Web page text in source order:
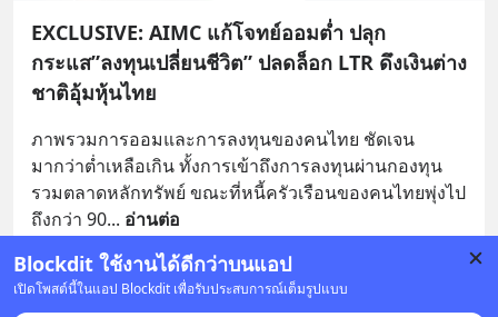
Blockdit ใช้งานได้ดีกว่าบนแอป
เปิดโพสต์นี้ในแอป Blockdit เพื่อรับประสบการณ์เต็มรูปแบบ
EXCLUSIVE: AIMC แก้โจทย์ออมต่ำ ปลุก
กระแส”ลงทุนเปลี่ยนชีวิต” ปลดล็อก LTR ดึงเงินต่าง
ชาติอุ้มหุ้นไทย
ภาพรวมการออมและการลงทุนของคนไทย ชัดเจน
มากว่าต่ำเหลือเกิน ทั้งการเข้าถึงการลงทุนผ่านกองทุน
รวมตลาดหลักทรัพย์ ขณะที่หนี้ครัวเรือนของคนไทยพุ่งไป
ถึงกว่า 90... อ่านต่อ
บันทึก